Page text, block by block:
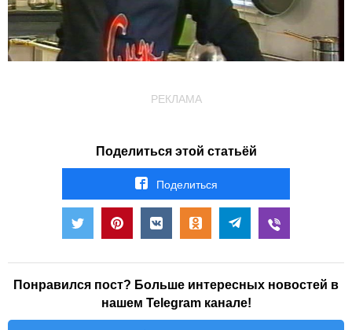
РЕКЛАМА
Поделиться этой статьёй
Поделиться
Понравился пост? Больше интересных новостей в
нашем Telegram канале!